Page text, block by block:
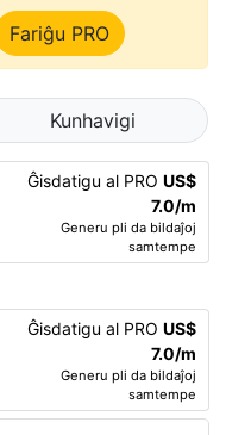
Fariĝu PRO
Kunhavigi
Ĝisdatigu al PRO US$
7.0/m
Generu pli da bildaĵoj
samtempe
Ĝisdatigu al PRO US$
7.0/m
Generu pli da bildaĵoj
samtempe